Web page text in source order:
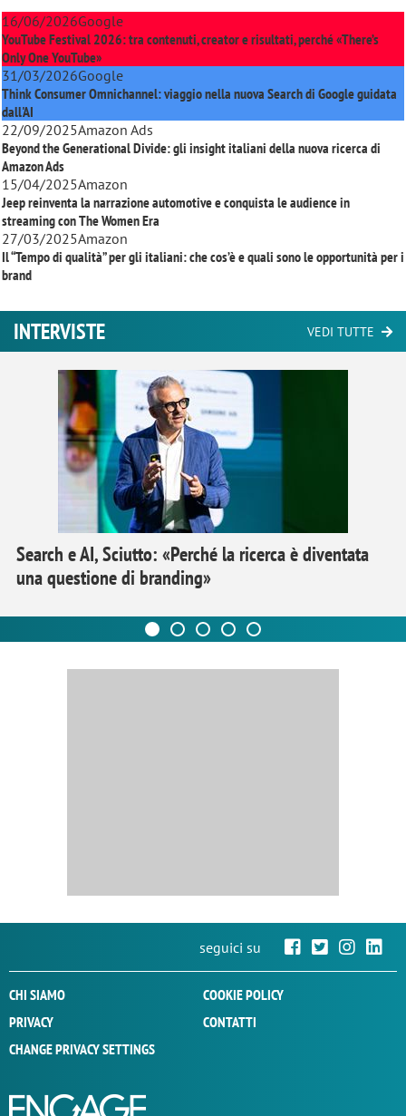
16/06/2026Google
YouTube Festival 2026: tra contenuti, creator e risultati, perché «There’s
Only One YouTube»
31/03/2026Google
Think Consumer Omnichannel: viaggio nella nuova Search di Google guidata
dall'AI
22/09/2025Amazon Ads
Beyond the Generational Divide: gli insight italiani della nuova ricerca di
Amazon Ads
15/04/2025Amazon
Jeep reinventa la narrazione automotive e conquista le audience in
streaming conThe Women Era
27/03/2025Amazon
Il “Tempo di qualità” per gli italiani: che cos’è e quali sono le opportunità per i
brand
INTERVISTE VEDI TUTTE
Search e AI, Sciutto: «Perché la ricerca è diventata
una questione di branding»
seguici su
CHI SIAMO
COOKIE POLICY
PRIVACY
CONTATTI
CHANGE PRIVACY SETTINGS